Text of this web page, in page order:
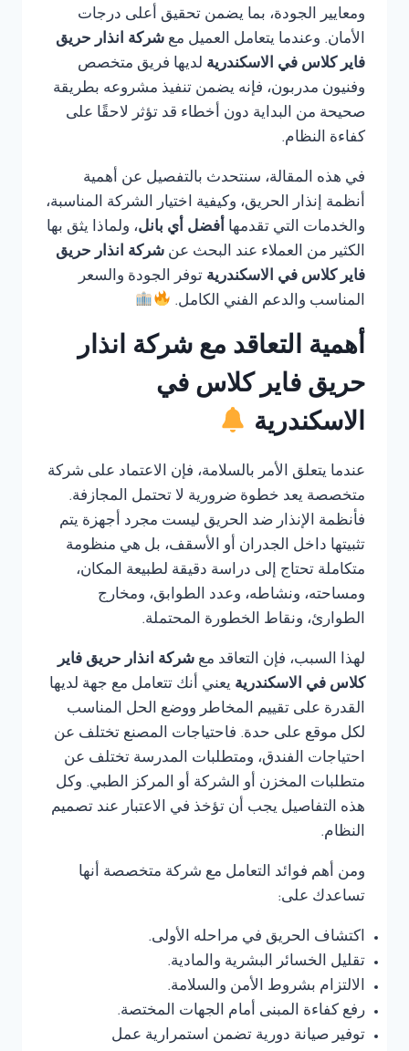
ومعايير الجودة، بما يضمن تحقيق أعلى درجات
الأمان. وعندما يتعامل العميل مع شركة انذار حريق
فاير كلاس في الاسكندرية لديها فريق متخصص
وفنيون مدربون، فإنه يضمن تنفيذ مشروعه بطريقة
صحيحة من البداية دون أخطاء قد تؤثر لاحقًا على
كفاءة النظام.
في هذه المقالة، سنتحدث بالتفصيل عن أهمية
أنظمة إنذار الحريق، وكيفية اختيار الشركة المناسبة،
والخدمات التي تقدمها أفضل أي بانل، ولماذا يثق بها
الكثير من العملاء عند البحث عن شركة انذار حريق
فاير كلاس في الاسكندرية توفر الجودة والسعر
المناسب والدعم الفني الكامل.
أهمية التعاقد مع شركة انذار
حريق فاير كلاس في
الاسكندرية
عندما يتعلق الأمر بالسلامة، فإن الاعتماد على شركة
متخصصة يعد خطوة ضرورية لا تحتمل المجازفة.
فأنظمة الإنذار ضد الحريق ليست مجرد أجهزة يتم
تثبيتها داخل الجدران أو الأسقف، بل هي منظومة
متكاملة تحتاج إلى دراسة دقيقة لطبيعة المكان،
ومساحته، ونشاطه، وعدد الطوابق، ومخارج
الطوارئ، ونقاط الخطورة المحتملة.
لهذا السبب، فإن التعاقد مع شركة انذار حريق فاير
كلاس في الاسكندرية يعني أنك تتعامل مع جهة لديها
القدرة على تقييم المخاطر ووضع الحل المناسب
لكل موقع على حدة. فاحتياجات المصنع تختلف عن
احتياجات الفندق، ومتطلبات المدرسة تختلف عن
متطلبات المخزن أو الشركة أو المركز الطبي. وكل
هذه التفاصيل يجب أن تؤخذ في الاعتبار عند تصميم
النظام.
ومن أهم فوائد التعامل مع شركة متخصصة أنها
تساعدك على:
اكتشاف الحريق في مراحله الأولى.
تقليل الخسائر البشرية والمادية.
الالتزام بشروط الأمن والسلامة.
رفع كفاءة المبنى أمام الجهات المختصة.
توفير صيانة دورية تضمن استمرارية عمل